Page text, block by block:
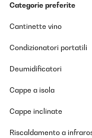
Categorie preferite
Cantinette vino
Condizionatori portatili
Deumidificatori
Cappe a isola
Cappe inclinate
Riscaldamento a